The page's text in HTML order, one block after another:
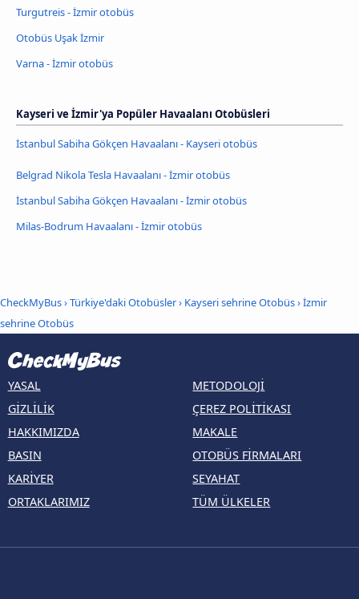
Turgutreis - İzmir otobüs
Otobüs Uşak İzmir
Varna - İzmir otobüs
Kayseri ve İzmir'ya Popüler Havaalanı Otobüsleri
İstanbul Sabiha Gökçen Havaalanı - Kayseri otobüs
Belgrad Nikola Tesla Havaalanı - İzmir otobüs
İstanbul Sabiha Gökçen Havaalanı - İzmir otobüs
Milas-Bodrum Havaalanı - İzmir otobüs
CheckMyBus›Türkiye'daki Otobüsler› Kayseri sehrine Otobüs›İzmir
sehrine Otobüs
YASAL
GIZLILIK
HAKKIMIZDA
BASIN
KARIYER
ORTAKLARIMIZ
METODOLOJI
ÇEREZ POLITIKASI
MAKALE
OTOBÜS FIRMALARI
SEYAHAT
TÜM ÜLKELER